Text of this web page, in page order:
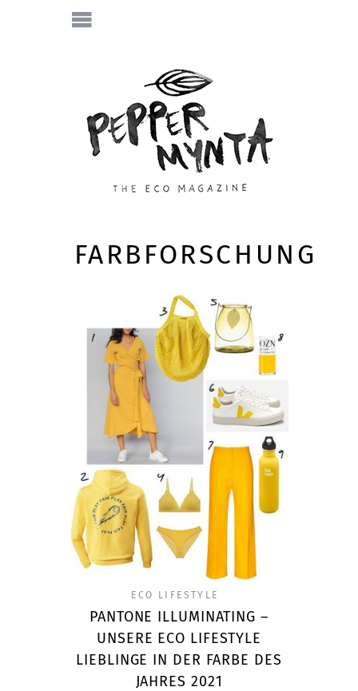
FARBFORSCHUNG
ECO LIFESTYLE
PANTONE ILLUMINATING –
UNSERE ECO LIFESTYLE
LIEBLINGE IN DER FARBE DES
JAHRES 2021